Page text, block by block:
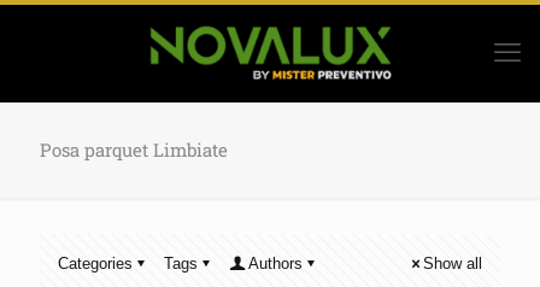
Posa parquet Limbiate
Categories Tags Authors Show all